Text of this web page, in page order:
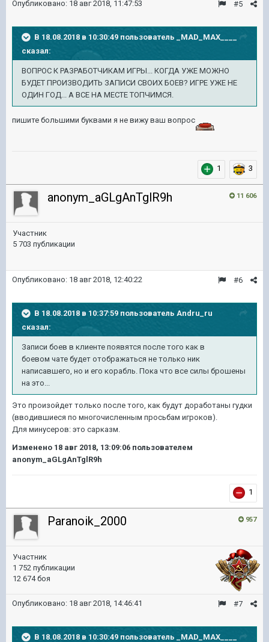
#5
Опубликовано: 18 авг 2018, 11:47:53
В 18.08.2018 в 10:30:49 пользователь
_MAD_MAX____
сказал:
ВОПРОС К РАЗРАБОТЧИКАМ ИГРЫ... КОГДА УЖЕ МОЖНО
БУДЕТ ПРОИЗВОДИТЬ ЗАПИСИ СВОИХ БОЕВ? ИГРЕ УЖЕ НЕ
ОДИН ГОД... А ВСЕ НА МЕСТЕ ТОПЧИМСЯ.
пишите большими буквами я не вижу ваш вопрос
1 3
11 606
anonym_aGLgAnTglR9h
Участник
5 703 публикации
#6
Опубликовано: 18 авг 2018, 12:40:22
В 18.08.2018 в 10:37:59 пользователь Andru_ru
сказал:
Записи боев в клиенте появятся после того как в
боевом чате будет отображаться не только ник
написавшего, но и его корабль. Пока что все силы брошены
на это...
Это произойдет только после того, как будут доработаны гудки
(вводившиеся по многочисленным просьбам игроков).
Для минусеров: это сарказм.
Изменено 18 авг 2018, 13:09:06 пользователем
anonym_aGLgAnTglR9h
1
957
Paranoik_2000
Участник
1 752 публикации
12 674 боя
#7
Опубликовано: 18 авг 2018, 14:46:41
В 18.08.2018 в 10:30:49 пользователь
_MAD_MAX____